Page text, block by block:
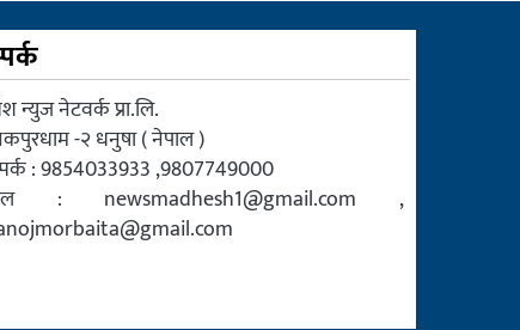
न्युज नेटवर्क प्रा.लि.
-२ धनुषा ( नेपाल )
: 9854033933 ,9807749000
: newsmadhesh1@gmail.com ,